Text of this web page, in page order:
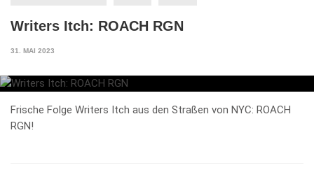
Writers Itch: ROACH RGN
31. MAI 2023
Frische Folge Writers Itch aus den Straßen von NYC: ROACH
RGN!